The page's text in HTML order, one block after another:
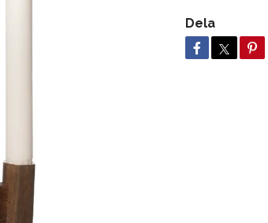
Dela